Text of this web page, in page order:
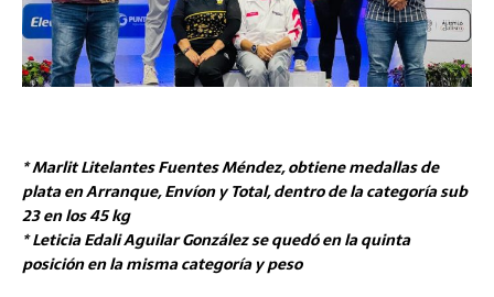
* Marlit Litelantes Fuentes Méndez, obtiene medallas de
plata en Arranque, Envíon y Total, dentro de la categoría sub
23 en los 45 kg
* Leticia Edali Aguilar González se quedó en la quinta
posición en la misma categoría y peso